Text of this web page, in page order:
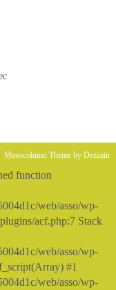
Mesocolumn Theme by Dezzain
function
web/asso/wp-
acf.php:7 Stack
web/asso/wp-
#1
web/asso/wp-